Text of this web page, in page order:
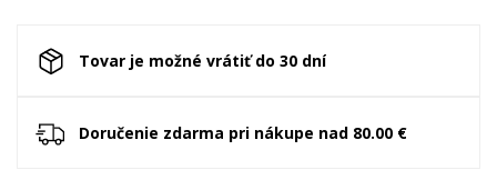
Tovar je možné vrátiť do 30 dní
Doručenie zdarma pri nákupe nad 80.00 €